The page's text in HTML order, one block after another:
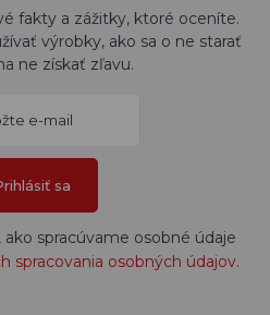
fakty a zážitky, ktoré oceníte.
výrobky, ako sa o ne starať
ne získať zľavu.
sa
spracúvame osobné údaje
spracovania osobných údajov.